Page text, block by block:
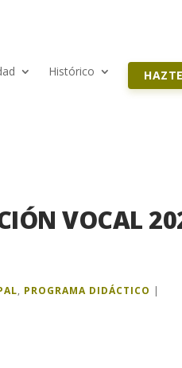
Histórico
VOCAL
, PROGRAMA DIDÁCTICO |